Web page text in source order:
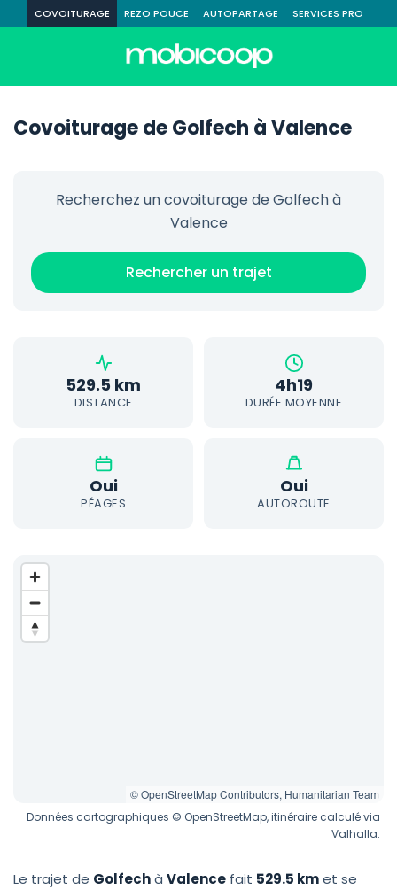
COVOITURAGE REZO POUCE AUTOPARTAGE SERVICES PRO
Covoiturage de Golfech à Valence
Recherchez un covoiturage de Golfech à
Valence
Rechercher un trajet
529.5 km
DISTANCE
4h19
DURÉE MOYENNE
Oui
PÉAGES
Oui
AUTOROUTE
© OpenStreetMap Contributors, Humanitarian Team
Données cartographiques © OpenStreetMap, itinéraire calculé via
Valhalla.
Le trajet de Golfechà Valence fait 529.5 kmet se